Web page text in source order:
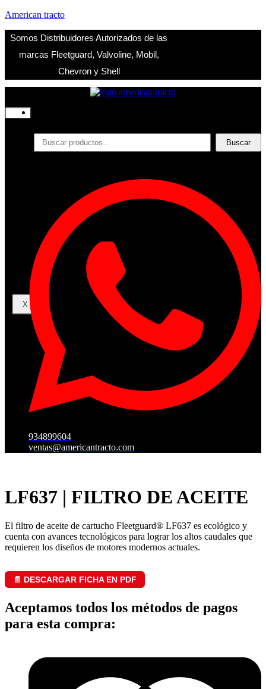
American tracto
Somos Distribuidores Autorizados de las
marcas Fleetguard, Valvoline, Mobil,
Chevron y Shell
Productos
Filtros
Contacto
Acceder
Iniciar Sesion
Registro
Restablecer la contraseña
X
Buscar
934899604
ventas@americantracto.com
LF637 | FILTRO DE ACEITE
El filtro de aceite de cartucho Fleetguard® LF637 es ecológico y
cuenta con avances tecnológicos para lograr los altos caudales que
requieren los diseños de motores modernos actuales.
📄 DESCARGAR FICHA EN PDF
Aceptamos todos los métodos de pagos
para esta compra: